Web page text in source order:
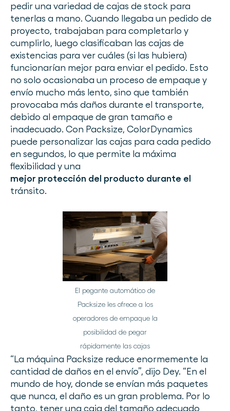
pedir una variedad de cajas de stock para
tenerlas a mano. Cuando llegaba un pedido de
proyecto, trabajaban para completarlo y
cumplirlo, luego clasificaban las cajas de
existencias para ver cuáles (si las hubiera)
funcionarían mejor para enviar el pedido. Esto
no solo ocasionaba un proceso de empaque y
envío mucho más lento, sino que también
provocaba más daños durante el transporte,
debido al empaque de gran tamaño e
inadecuado. Con Packsize, ColorDynamics
puede personalizar las cajas para cada pedido
en segundos, lo que permite la máxima
flexibilidad y una
mejor protección del producto durante el
tránsito.
El pegante automático de
Packsize les ofrece a los
operadores de empaque la
posibilidad de pegar
rápidamente las cajas
“La máquina Packsize reduce enormemente la
cantidad de daños en el envío”, dijo Dey. “En el
mundo de hoy, donde se envían más paquetes
que nunca, el daño es un gran problema. Por lo
tanto, tener una caja del tamaño adecuado